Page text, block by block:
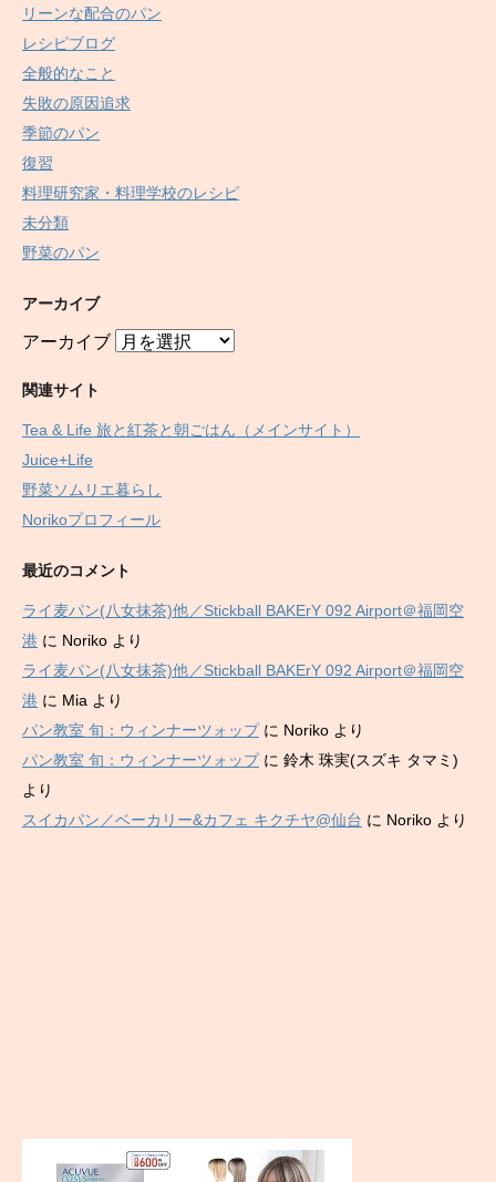
リーンな配合のパン
レシピブログ
全般的なこと
失敗の原因追求
季節のパン
復習
料理研究家・料理学校のレシピ
未分類
野菜のパン
アーカイブ
アーカイブ
関連サイト
Tea & Life 旅と紅茶と朝ごはん（メインサイト）
Juice+Life
野菜ソムリエ暮らし
Norikoプロフィール
最近のコメント
ライ麦パン(八女抹茶)他／Stickball BAKErY 092 Airport＠福岡空
港 に Noriko より
ライ麦パン(八女抹茶)他／Stickball BAKErY 092 Airport＠福岡空
港 に Mia より
パン教室 旬：ウィンナーツォップに Noriko より
パン教室 旬：ウィンナーツォップに 鈴木 珠実(スズキ タマミ)
より
スイカパン／ベーカリー&カフェ キクチヤ@仙台 に Noriko より